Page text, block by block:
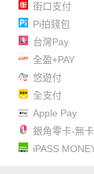
街口支付
Pi拍錢包
台灣Pay
全盈+PAY
悠遊付
全支付
Apple Pay
銀角零卡-無
iPASS